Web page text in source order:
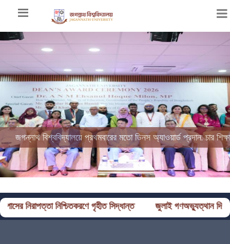
জগন্নাথ বিশ্ববিদ্যালয়ে প্রথমবারের মতো ডিনস অ্যাওয়ার্ড প্রদান: চার
গৃহীত সিদ্ধান্ত জুলাই গণঅভ্যুত্থান দিবস ২০২৬ উপলক্ষে